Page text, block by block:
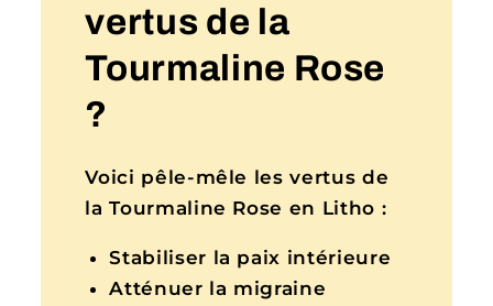
vertus de la
Tourmaline Rose
?
Voici pêle-mêle les vertus de
la Tourmaline Rose en Litho :
Stabiliser la paix intérieure
Atténuer la migraine